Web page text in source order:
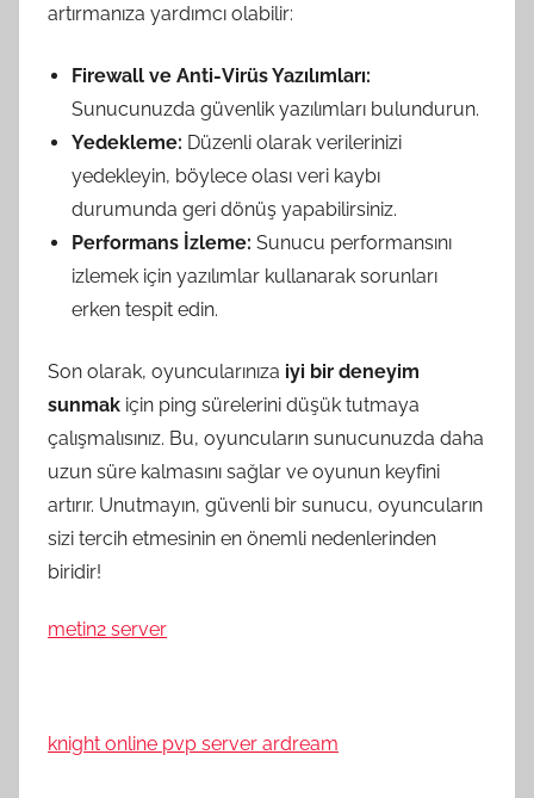
artırmanıza yardımcı olabilir:
Firewall ve Anti-Virüs Yazılımları:
Sunucunuzda güvenlik yazılımları bulundurun.
Yedekleme: Düzenli olarak verilerinizi
yedekleyin, böylece olası veri kaybı
durumunda geri dönüş yapabilirsiniz.
Performans İzleme: Sunucu performansını
izlemek için yazılımlar kullanarak sorunları
erken tespit edin.
Son olarak, oyuncularınıza iyi bir deneyim
sunmak için ping sürelerini düşük tutmaya
çalışmalısınız. Bu, oyuncuların sunucunuzda daha
uzun süre kalmasını sağlar ve oyunun keyfini
artırır. Unutmayın, güvenli bir sunucu, oyuncuların
sizi tercih etmesinin en önemli nedenlerinden
biridir!
metin2 server
knight online pvp server ardream